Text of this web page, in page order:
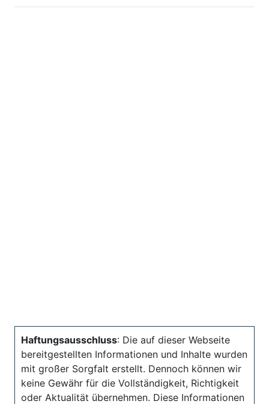
Haftungsausschluss: Die auf dieser Webseite
bereitgestellten Informationen und Inhalte wurden
mit großer Sorgfalt erstellt. Dennoch können wir
keine Gewähr für die Vollständigkeit, Richtigkeit
oder Aktualität übernehmen. Diese Informationen